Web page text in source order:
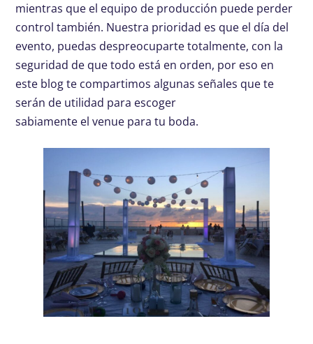
mientras que el equipo de producción puede perder
control también. Nuestra prioridad es que el día del
evento, puedas despreocuparte totalmente, con la
seguridad de que todo está en orden, por eso en
este blog te compartimos algunas señales que te
serán de utilidad para escoger
sabiamente el venue para tu boda.